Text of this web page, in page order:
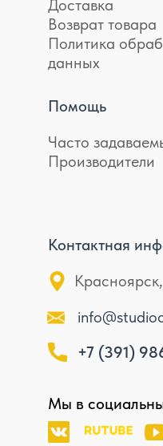
Доставка
Возврат товара
Политика
данных
Помощь
Часто
Производители
Контактная
+7 (391)
Мы в